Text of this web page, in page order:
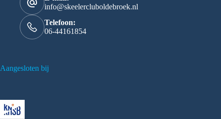
info@skeelercluboldebroek.nl
Telefoon:
06-44161854
Aangesloten bij